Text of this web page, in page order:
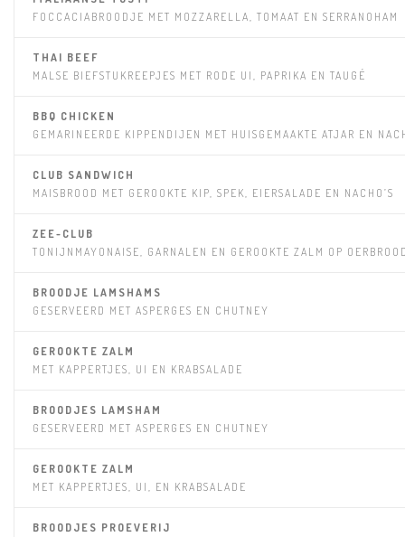
FOCCACIABROODJE MET MOZZARELLA, TOMAAT EN SERRANOHAM
THAI BEEF
MALSE BIEFSTUKREEPJES MET RODE UI, PAPRIKA EN TAUGÉ
BBQ CHICKEN
GEMARINEERDE KIPPENDIJEN MET HUISGEMAAKTE ATJAR EN
CLUB SANDWICH
MAISBROOD MET GEROOKTE KIP, SPEK, EIERSALADE EN NACHO’S
ZEE-CLUB
TONIJNMAYONAISE, GARNALEN EN GEROOKTE ZALM OP
BROODJE LAMSHAMS
GESERVEERD MET ASPERGES EN CHUTNEY
GEROOKTE ZALM
MET KAPPERTJES, UI EN KRABSALADE
BROODJES LAMSHAM
GESERVEERD MET ASPERGES EN CHUTNEY
GEROOKTE ZALM
MET KAPPERTJES, UI, EN KRABSALADE
BROODJES PROEVERIJ